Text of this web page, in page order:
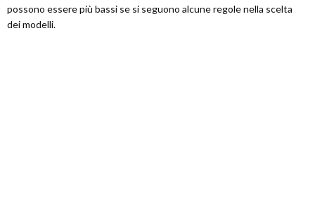
possono essere più bassi se si seguono alcune regole nella scelta
dei modelli.